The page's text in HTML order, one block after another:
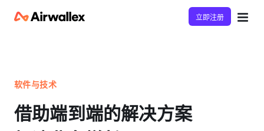
立即注册
软件与技术
借助端到端的解决方案